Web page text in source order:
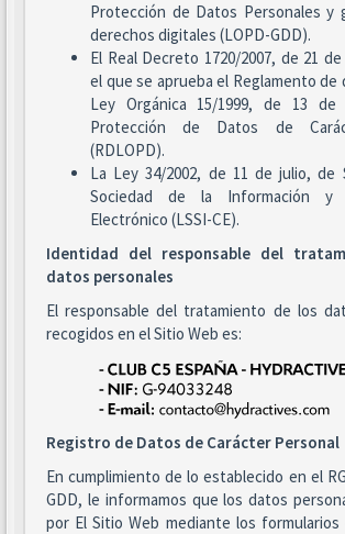
Protección de Datos Personales y
derechos digitales (LOPD-GDD).
El Real Decreto 1720/2007, de 21
el que se aprueba el Reglamento de
Ley Orgánica 15/1999, de 13 de
Protección de Datos de
(RDLOPD).
La Ley 34/2002, de 11 de julio, de
Sociedad de la Información y
Electrónico (LSSI-CE).
Identidad del responsable del
datos personales
El responsable del tratamiento de los
recogidos en el Sitio Web es:
Registro de Datos de Carácter Personal
En cumplimiento de lo establecido en el
GDD, le informamos que los datos
por El Sitio Web mediante los